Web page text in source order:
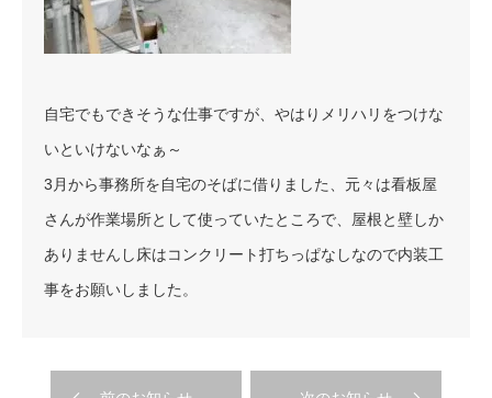
自宅でもできそうな仕事ですが、やはりメリハリをつけな
いといけないなぁ～
3月から事務所を自宅のそばに借りました、元々は看板屋
さんが作業場所として使っていたところで、屋根と壁しか
ありませんし床はコンクリート打ちっぱなしなので内装工
事をお願いしました。